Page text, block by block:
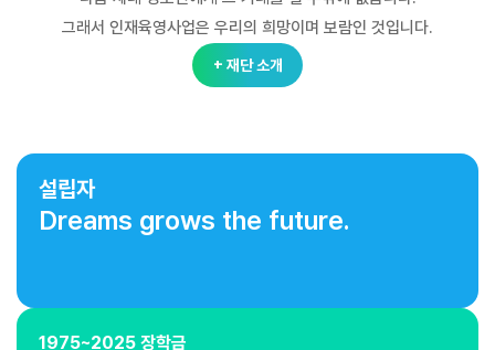
그래서 인재육영사업은 우리의 희망이며 보람인 것입니다.
+ 재단 소개
설립자
Dreams grows the future.
1975~2025 장학금